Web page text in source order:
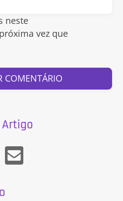
neste
vez que